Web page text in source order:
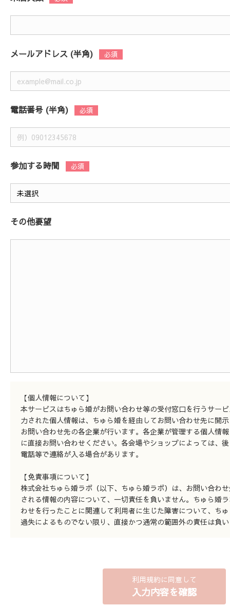
メールアドレス (半角)
電話番号 (半角)
参加する時間
その他要望
【個人情報について】
本サービスはちゅら婚がお問い合わせ等の受付窓口を行うサー
力された個人情報は、ちゅら婚を経由してお問い合わせ先に開
お問い合わせ先の各企業が行います。各企業が管理する個人情
に直接お問い合わせください。各会場やショップによっては、
電話等で連絡が入る場合があります。
【免責事項について】
株式会社ちゅら婚ラボ（以下、ちゅら婚ラボ）は、お問い合わ
される情報の内容について、一切責任を負いません。ちゅら婚
わせを行ったことに関連して利用者に生じた障害について、ち
過失によるものでない限り、直接かつ通常の範囲外の責任は負
利用規約に同意して
入力内容を確認